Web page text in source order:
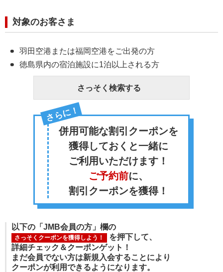
対象のお客さま
羽田空港または福岡空港をご出発の方
徳島県内の宿泊施設に1泊以上される方
さっそく検索する
さらに！
併用可能な割引クーポンを
獲得しておくと一緒に
ご利用いただけます！
ご予約前に、
割引クーポンを獲得！
以下の「JMB会員の方」欄の
さっそくクーポンを獲得しよう！
を押下して、
詳細チェック＆クーポンゲット！
まだ会員でない方は新規入会することにより
クーポンが利用できるようになります。